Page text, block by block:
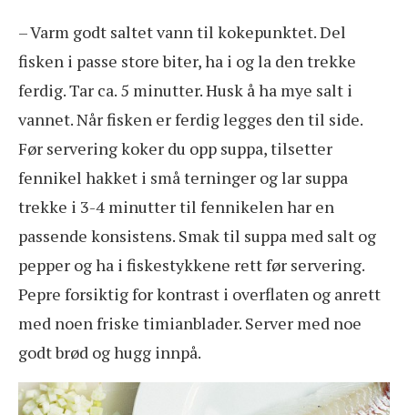
– Varm godt saltet vann til kokepunktet. Del
fisken i passe store biter, ha i og la den trekke
ferdig. Tar ca. 5 minutter. Husk å ha mye salt i
vannet. Når fisken er ferdig legges den til side.
Før servering koker du opp suppa, tilsetter
fennikel hakket i små terninger og lar suppa
trekke i 3-4 minutter til fennikelen har en
passende konsistens. Smak til suppa med salt og
pepper og ha i fiskestykkene rett før servering.
Pepre forsiktig for kontrast i overflaten og anrett
med noen friske timianblader. Server med noe
godt brød og hugg innpå.